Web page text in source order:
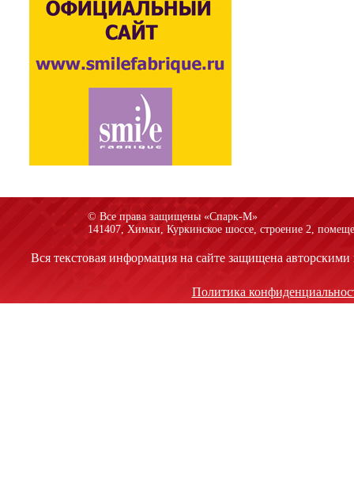
© Все права защищены «Спарк-M»
141407, Химки, Куркинское шоссе, строение 2,
Вся текстовая информация на сайте защищена
Политика